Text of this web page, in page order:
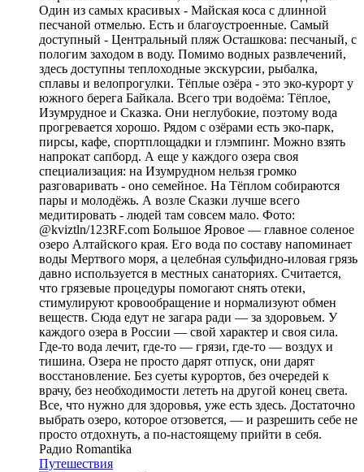
Один из самых красивых - Майская коса с длинной
песчаной отмелью. Есть и благоустроенные. Самый
доступный - Центральный пляж Осташкова: песчаный, с
пологим заходом в воду. Помимо водных развлечений,
здесь доступны теплоходные экскурсии, рыбалка,
сплавы и велопрогулки. Тёплые озёра - это эко-курорт у
южного берега Байкала. Всего три водоёма: Тёплое,
Изумрудное и Сказка. Они неглубокие, поэтому вода
прогревается хорошо. Рядом с озёрами есть эко-парк,
пирсы, кафе, спортплощадки и глэмпинг. Можно взять
напрокат сапборд. А еще у каждого озера своя
специализация: на Изумрудном нельзя громко
разговаривать - оно семейное. На Тёплом собираются
пары и молодёжь. А возле Сказки лучше всего
медитировать - людей там совсем мало. Фото:
@kviztln/123RF.com Большое Яровое — главное соленое
озеро Алтайского края. Его вода по составу напоминает
воды Мертвого моря, а целебная сульфидно-иловая грязь
давно используется в местных санаториях. Считается,
что грязевые процедуры помогают снять отеки,
стимулируют кровообращение и нормализуют обмен
веществ. Сюда едут не загара ради — за здоровьем. У
каждого озера в России — свой характер и своя сила.
Где-то вода лечит, где-то — грязи, где-то — воздух и
тишина. Озера не просто дарят отпуск, они дарят
восстановление. Без суеты курортов, без очередей к
врачу, без необходимости лететь на другой конец света.
Все, что нужно для здоровья, уже есть здесь. Достаточно
выбрать озеро, которое отзовется, — и разрешить себе не
просто отдохнуть, а по-настоящему прийти в себя.
Радио Romantika
Путешествия